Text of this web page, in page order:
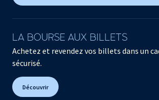
LA BOURSE AUX BILLETS
Achetez et revendez vos billets dans un
sécurisé.
Découvrir